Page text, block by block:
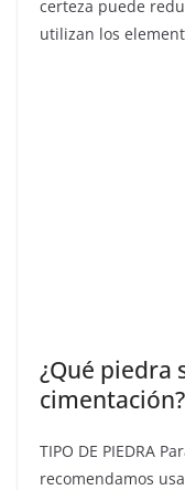
certeza puede
utilizan los
¿Qué piedra
cimentación?
TIPO DE PIEDRA
recomendamos